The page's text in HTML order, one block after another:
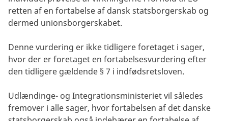
retten af en fortabelse af dansk statsborgerskab og
dermed unionsborgerskabet.
Denne vurdering er ikke tidligere foretaget i sager,
hvor der er foretaget en fortabelsesvurdering efter
den tidligere gældende § 7 i indfødsretsloven.
Udlændinge- og Integrationsministeriet vil således
fremover i alle sager, hvor fortabelsen af det danske